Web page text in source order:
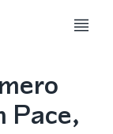
Pace,